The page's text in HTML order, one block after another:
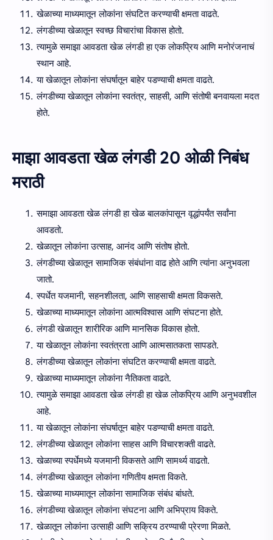
खेळाच्या माध्यमातून लोकांना संघटित करण्याची क्षमता वाढते.
लंगडीच्या खेळातून स्वच्छ विचारांचा विकास होतो.
त्यामुळे समाझा आवडता खेळ लंगडी हा एक लोकप्रिय आणि मनोरंजनाचं
स्थान आहे.
या खेळातून लोकांना संघर्षातून बाहेर पडण्याची क्षमता वाढते.
लंगडीच्या खेळातून लोकांना स्वतंत्र, साहसी, आणि संतोषी बनवायला मदत
होते.
माझा आवडता खेळ लंगडी 20 ओळी निबंध
मराठी
समाझा आवडता खेळ लंगडी हा खेळ बालकांपासून वृद्धांपर्यंत सर्वांना
आवडतो.
खेळातून लोकांना उत्साह, आनंद आणि संतोष होतो.
लंगडीच्या खेळातून सामाजिक संबंधांना वाढ होते आणि त्यांना अनुभवला
जातो.
स्पर्धेत यजमानी, सहनशीलता, आणि साहसाची क्षमता विकसते.
खेळाच्या माध्यमातून लोकांना आत्मविश्वास आणि संघटना होते.
लंगडी खेळातून शारीरिक आणि मानसिक विकास होतो.
या खेळातून लोकांना स्वतंत्रता आणि आत्मसातकता सापडते.
लंगडीच्या खेळातून लोकांना संघटित करण्याची क्षमता वाढते.
खेळाच्या माध्यमातून लोकांना नैतिकता वाढते.
त्यामुळे समाझा आवडता खेळ लंगडी हा खेळ लोकप्रिय आणि अनुभवशील
आहे.
या खेळातून लोकांना संघर्षातून बाहेर पडण्याची क्षमता वाढते.
लंगडीच्या खेळातून लोकांना साहस आणि विचारशक्ती वाढते.
खेळाच्या स्पर्धेमध्ये यजमानी विकसते आणि सामर्थ्य वाढतो.
लंगडीच्या खेळातून लोकांना गणितीय क्षमता विकते.
खेळाच्या माध्यमातून लोकांना सामाजिक संबंध बांधते.
लंगडीच्या खेळातून लोकांना संघटना आणि अभिप्राय विकते.
खेळातून लोकांना उत्साही आणि सक्रिय ठरण्याची प्रेरणा मिळते.